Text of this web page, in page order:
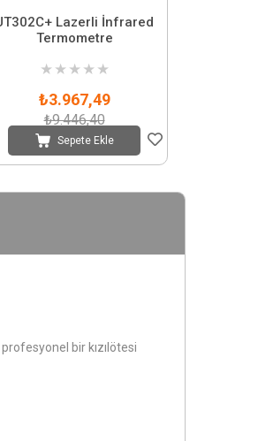
Lazerli İnfrared
Termometre
★ ★ ★ ★ ★
₺3.967,49
₺9.446,40
Sepete Ekle
bir kızılötesi